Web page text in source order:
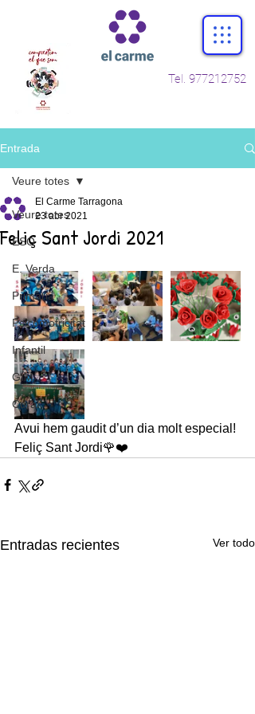
Tel. 977212752
Entrada
Veure totes
ESO
E. Verda
Primària
Psicomotricitat
Infantil
GIM
Coral
Veure totes
Feliç Sant Jordi 2021
El Carme Tarragona
23 abr 2021
Avui hem gaudit d’un dia molt especial!
Feliç Sant Jordi🌹❤️
Entradas recientes Ver todo